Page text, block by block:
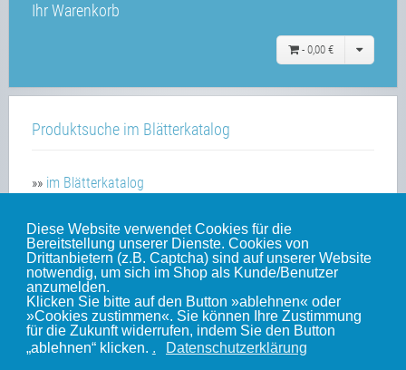
Diese Website verwendet Cookies für die
Bereitstellung unserer Dienste. Cookies von
Drittanbietern (z.B. Captcha) sind auf unserer Website
notwendig, um sich im Shop als Kunde/Benutzer
anzumelden.
Klicken Sie bitte auf den Button »ablehnen« oder
»Cookies zustimmen«. Sie können Ihre Zustimmung
für die Zukunft widerrufen, indem Sie den Button
„ablehnen“ klicken. . Datenschutzerklärung
Ihr Warenkorb
- 0,00 €
Produktsuche im Blätterkatalog
»» im Blätterkatalog
Unsere weiteren Websites
Weinert-Blog
mein Gleis